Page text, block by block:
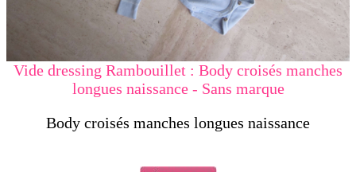
Vide dressing Rambouillet : Body croisés manches
longues naissance - Sans marque
Body croisés manches longues naissance